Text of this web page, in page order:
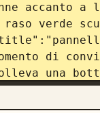
accanto a
verde
di
una
piano e
di